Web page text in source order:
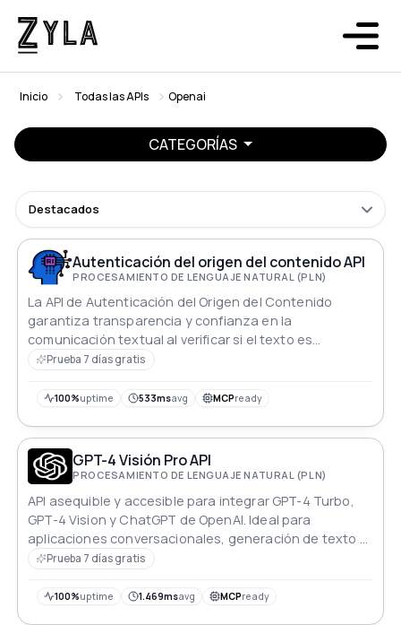
Inicio Todas las APIs Openai
CATEGORÍAS
Destacados
Autenticación del origen del contenido API
PROCESAMIENTO DE LENGUAJE NATURAL (PLN)
La API de Autenticación del Origen del Contenido
garantiza transparencia y confianza en la
comunicación textual al verificar si el texto es
generado por IA.
Prueba 7 días gratis
100%uptime 533msavg MCPready
GPT-4 Visión Pro API
PROCESAMIENTO DE LENGUAJE NATURAL (PLN)
API asequible y accesible para integrar GPT-4 Turbo,
GPT-4 Vision y ChatGPT de OpenAI. Ideal para
aplicaciones conversacionales, generación de texto y
análisis visual.
Prueba 7 días gratis
100%uptime 1.469msavg MCPready